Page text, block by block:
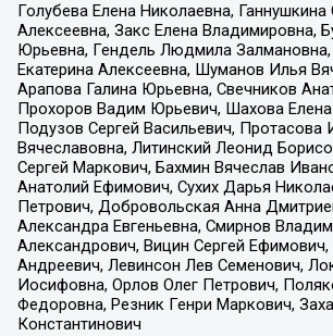
Голубева Елена Николаевна, Ганнушкина
Алексеевна, Закс Елена Владимировна,
Юрьевна, Гендель Людмила
Екатерина Алексеевна, Шуманов Илья
Арапова Галина Юрьевна, Свечников
Прохоров Вадим Юрьевич, Шахова
Подузов Сергей Васильевич, Протасова
Вячеславовна, Литинский Леонид
Сергей Маркович, Бахмин Вячеслав
Анатолий Ефимович, Сухих Дарья
Петрович, Добровольская Анна
Александра Евгеньевна, Смирнов
Александрович, Вицин Сергей
Андреевич, Левинсон Лев Семенович,
Иосифовна, Орлов Олег Петрович,
Федоровна, Резник Генри Маркович,
Константинович